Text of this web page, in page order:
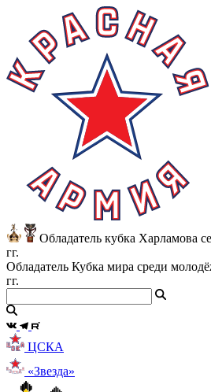
Обладатель кубка Харламова
гг.
Обладатель Кубка мира среди
гг.
ЦСКА
«Звезда»